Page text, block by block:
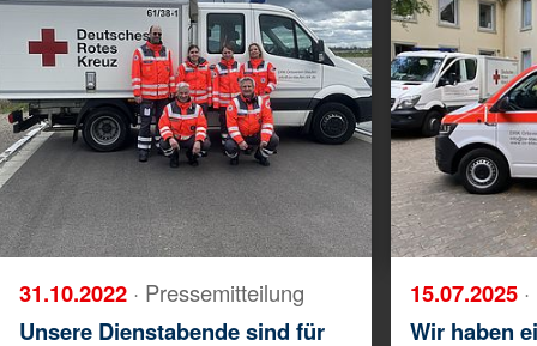
31.10.2022 · Pressemitteilung
Unsere Dienstabende sind für
15.07.2025
Wir haben